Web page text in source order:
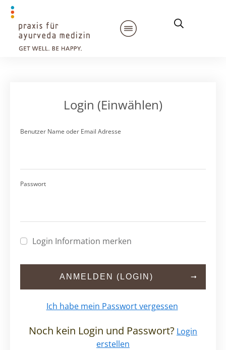
Login (Einwählen)
Benutzer Name oder Email Adresse
Passwort
Login Information merken
ANMELDEN (LOGIN)
Ich habe mein Passwort vergessen
Noch kein Login und Passwort? Login
erstellen